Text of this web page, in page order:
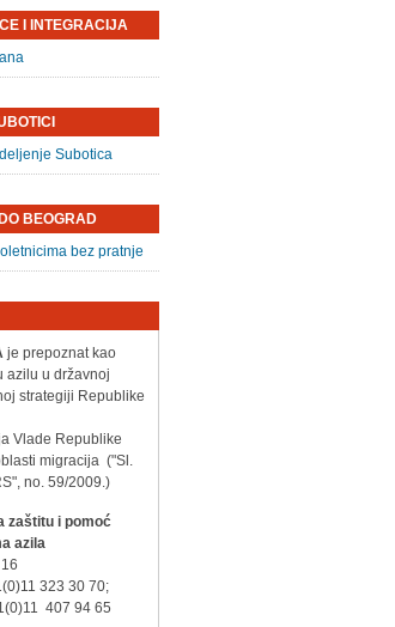
I INTEGRACIJA
Subotica
BEOGRAD
bez pratnje
je prepoznat kao
azilu u državnoj
strategiji Republike
Vlade Republike
migracija ("Sl.
no. 59/2009.)
zaštitu i pomoć
azila
323 30 70;
407 94 65